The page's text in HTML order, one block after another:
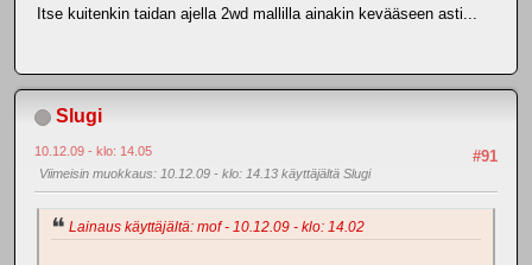
Itse kuitenkin taidan ajella 2wd mallilla ainakin kevääseen asti...
Slugi
#91
10.12.09 - klo: 14.05
Viimeisin muokkaus: 10.12.09 - klo: 14.13 käyttäjältä Slugi
Lainaus käyttäjältä: mof - 10.12.09 - klo: 14.02